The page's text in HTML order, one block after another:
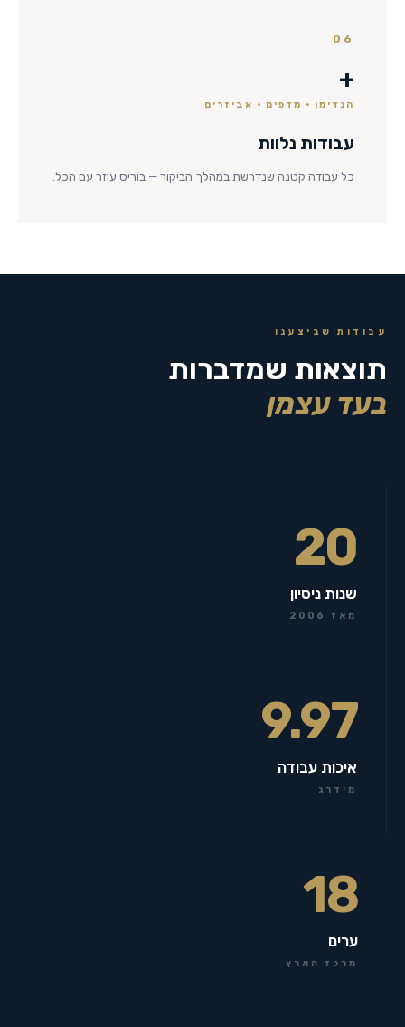
06
+
הנדימן · מדפים · אביזרים
עבודות נלוות
כל עבודה קטנה שנדרשת במהלך הביקור — בוריס עוזר עם הכל.
עבודות שביצענו
תוצאות שמדברות
בעד עצמן
20
שנות ניסיון
מאז 2006
9.97
איכות עבודה
מידרג
18
ערים
מרכז הארץ